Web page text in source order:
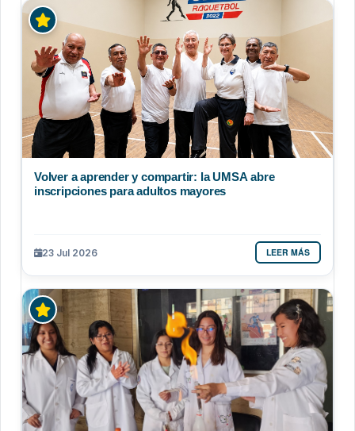
Volver a aprender y compartir: la UMSA abre
inscripciones para adultos mayores
23 Jul 2026 LEER MÁS